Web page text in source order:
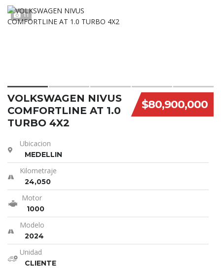
11
$80,900,000
VOLKSWAGEN NIVUS
COMFORTLINE AT 1.0
TURBO 4X2
Ubicacion
MEDELLIN
Kilometraje
24,050
Motor
1000
Modelo
2024
Unidad
CLIENTE